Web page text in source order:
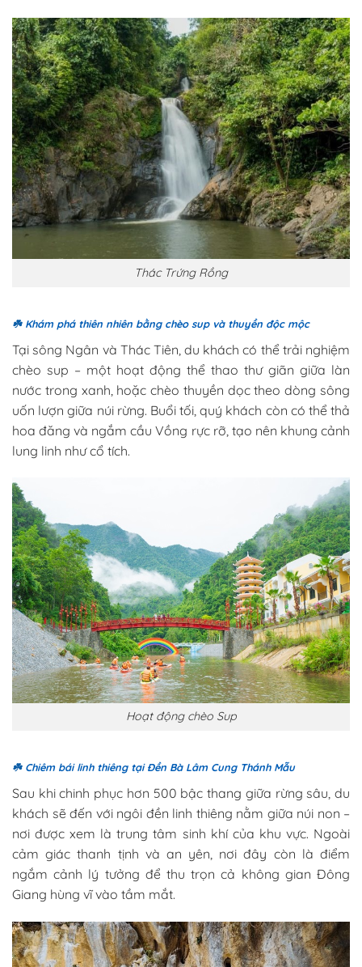
Thác Trứng Rồng
☘️ Khám phá thiên nhiên bằng chèo sup và thuyền độc mộc
Tại sông Ngân và Thác Tiên, du khách có thể trải nghiệm
chèo sup – một hoạt động thể thao thư giãn giữa làn
nước trong xanh, hoặc chèo thuyền dọc theo dòng sông
uốn lượn giữa núi rừng. Buổi tối, quý khách còn có thể thả
hoa đăng và ngắm cầu Vồng rực rỡ, tạo nên khung cảnh
lung linh như cổ tích.
Hoạt động chèo Sup
☘️ Chiêm bái linh thiêng tại Đền Bà Lâm Cung Thánh Mẫu
Sau khi chinh phục hơn 500 bậc thang giữa rừng sâu, du
khách sẽ đến với ngôi đền linh thiêng nằm giữa núi non –
nơi được xem là trung tâm sinh khí của khu vực. Ngoài
cảm giác thanh tịnh và an yên, nơi đây còn là điểm
ngắm cảnh lý tưởng để thu trọn cả không gian Đông
Giang hùng vĩ vào tầm mắt.